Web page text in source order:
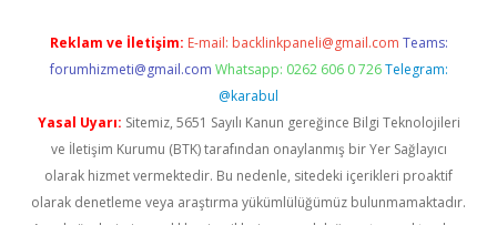
Reklam ve İletişim: E-mail: backlinkpaneli@gmail.com Teams:
forumhizmeti@gmail.com Whatsapp: 0262 606 0 726 Telegram:
@karabul
Yasal Uyarı: Sitemiz, 5651 Sayılı Kanun gereğince Bilgi Teknolojileri
ve İletişim Kurumu (BTK) tarafından onaylanmış bir Yer Sağlayıcı
olarak hizmet vermektedir. Bu nedenle, sitedeki içerikleri proaktif
olarak denetleme veya araştırma yükümlülüğümüz bulunmamaktadır.